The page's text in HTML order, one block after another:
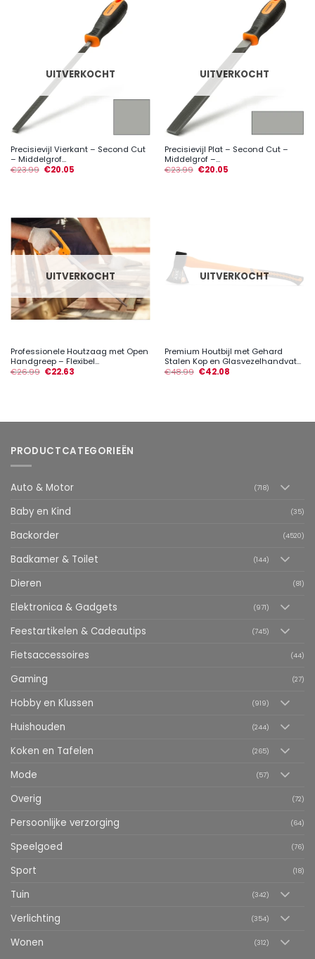
UITVERKOCHT
Precisievijl Vierkant – Second Cut
– Middelgrof...
€23.99 €20.05
UITVERKOCHT
Precisievijl Plat – Second Cut –
Middelgrof –...
€23.99 €20.05
UITVERKOCHT
Professionele Houtzaag met Open
Handgreep – Flexibel...
€26.99 €22.63
UITVERKOCHT
Premium Houtbijl met Gehard
Stalen Kop en Glasvezelhandvat...
€48.99 €42.08
PRODUCTCATEGORIEËN
Auto & Motor (718)
Baby en Kind (35)
Backorder (4520)
Badkamer & Toilet (144)
Dieren (81)
Elektronica & Gadgets (971)
Feestartikelen & Cadeautips (745)
Fietsaccessoires (44)
Gaming (27)
Hobby en Klussen (919)
Huishouden (244)
Koken en Tafelen (265)
Mode (57)
Overig (72)
Persoonlijke verzorging (64)
Speelgoed (76)
Sport (18)
Tuin (342)
Verlichting (354)
Wonen (312)